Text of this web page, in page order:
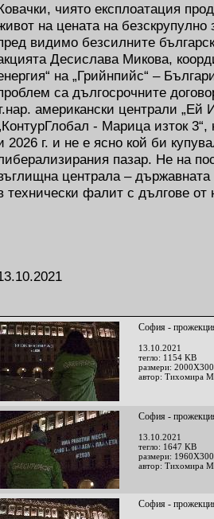
чиято експлоатация
на цената на
видимо безсилните
Десислава Микова,
на „Грийнпийс“ –
са дългосрочните
американски централи „Ей
- Марица изток 3“,
2026 г. и не е ясно кой би
пазар. Не на
централа –
технически фалит с дългове
София -
13.10.2021
тегло: 1154 KB
размери:
автор: Тихомира
София -
13.10.2021
тегло: 1647 KB
размери:
автор: Тихомира
София -